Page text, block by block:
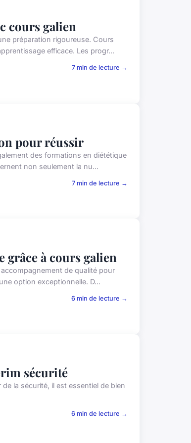
cours galien
préparation rigoureuse. Cours
efficace. Les progr...
7 min de lecture →
pour réussir
des formations en diététique
non seulement la nu...
7 min de lecture →
grâce à cours galien
de qualité pour
option exceptionnelle. D...
6 min de lecture →
sécurité
la sécurité, il est essentiel de bien
6 min de lecture →